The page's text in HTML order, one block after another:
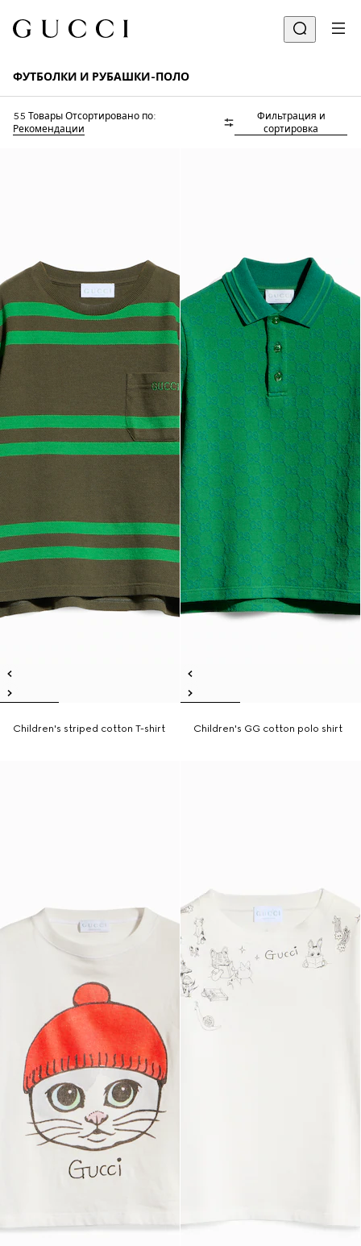
ФУТБОЛКИ И РУБАШКИ-ПОЛО
55 Товары Отсортировано по:
Рекомендации
Фильтрация и
сортировка
Children's striped cotton T-shirt Children's GG cotton polo shirt